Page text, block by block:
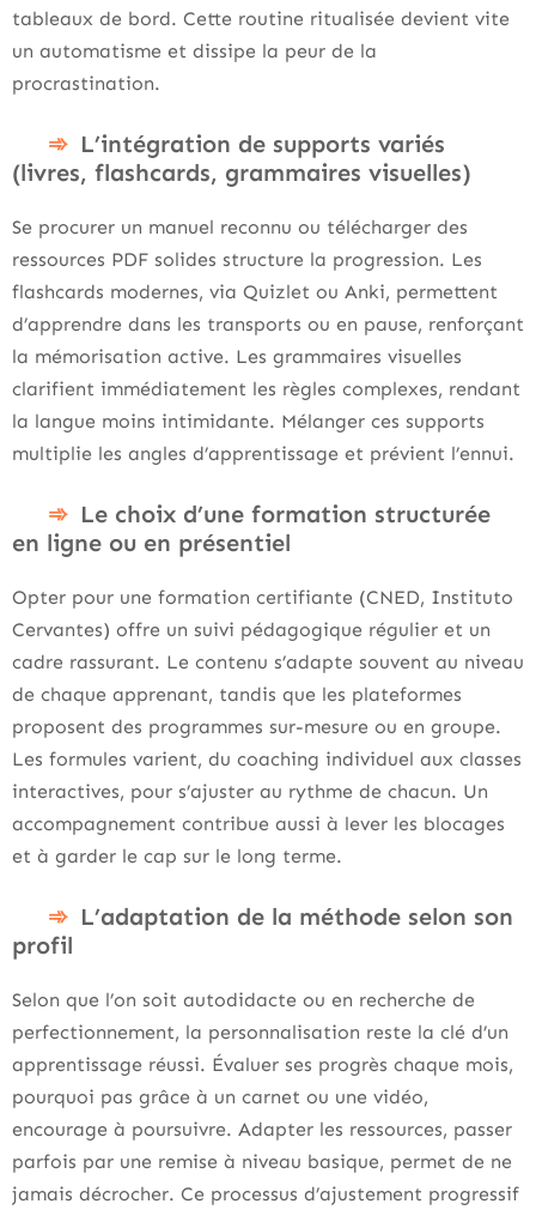
tableaux de bord. Cette routine ritualisée devient vite
un automatisme et dissipe la peur de la
procrastination.
L’intégration de supports variés
(livres, flashcards, grammaires visuelles)
Se procurer un manuel reconnu ou télécharger des
ressources PDF solides structure la progression. Les
flashcards modernes, via Quizlet ou Anki, permettent
d’apprendre dans les transports ou en pause, renforçant
la mémorisation active. Les grammaires visuelles
clarifient immédiatement les règles complexes, rendant
la langue moins intimidante. Mélanger ces supports
multiplie les angles d’apprentissage et prévient l’ennui.
Le choix d’une formation structurée
en ligne ou en présentiel
Opter pour une formation certifiante (CNED, Instituto
Cervantes) offre un suivi pédagogique régulier et un
cadre rassurant. Le contenu s’adapte souvent au niveau
de chaque apprenant, tandis que les plateformes
proposent des programmes sur-mesure ou en groupe.
Les formules varient, du coaching individuel aux classes
interactives, pour s’ajuster au rythme de chacun. Un
accompagnement contribue aussi à lever les blocages
et à garder le cap sur le long terme.
L’adaptation de la méthode selon son
profil
Selon que l’on soit autodidacte ou en recherche de
perfectionnement, la personnalisation reste la clé d’un
apprentissage réussi. Évaluer ses progrès chaque mois,
pourquoi pas grâce à un carnet ou une vidéo,
encourage à poursuivre. Adapter les ressources, passer
parfois par une remise à niveau basique, permet de ne
jamais décrocher. Ce processus d’ajustement progressif